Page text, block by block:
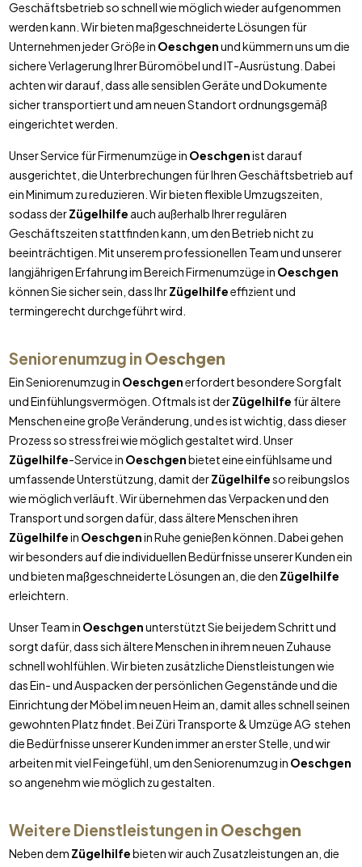
Geschäftsbetrieb so schnell wie möglich wieder aufgenommen
werden kann. Wir bieten maßgeschneiderte Lösungen für
Unternehmen jeder Größe in Oeschgenund kümmern uns um die
sichere Verlagerung Ihrer Büromöbel und IT-Ausrüstung. Dabei
achten wir darauf, dass alle sensiblen Geräte und Dokumente
sicher transportiert und am neuen Standort ordnungsgemäß
eingerichtet werden.
Unser Service für Firmenumzüge in Oeschgenist darauf
ausgerichtet, die Unterbrechungen für Ihren Geschäftsbetrieb auf
ein Minimum zu reduzieren. Wir bieten flexible Umzugszeiten,
sodass derZügelhilfe auch außerhalb Ihrer regulären
Geschäftszeiten stattfinden kann, um den Betrieb nicht zu
beeinträchtigen. Mit unserem professionellen Team und unserer
langjährigen Erfahrung im Bereich Firmenumzüge in Oeschgen
können Sie sicher sein, dass IhrZügelhilfeeffizient und
termingerecht durchgeführt wird.
Seniorenumzug in Oeschgen
Ein Seniorenumzug in Oeschgenerfordert besondere Sorgfalt
und Einfühlungsvermögen. Oftmals ist derZügelhilfe für ältere
Menschen eine große Veränderung, und es ist wichtig, dass dieser
Prozess so stressfrei wie möglich gestaltet wird. Unser
Zügelhilfe-Service in Oeschgenbietet eine einfühlsame und
umfassende Unterstützung, damit derZügelhilfeso reibungslos
wie möglich verläuft. Wir übernehmen das Verpacken und den
Transport und sorgen dafür, dass ältere Menschen ihren
Zügelhilfein Oeschgenin Ruhe genießen können. Dabei gehen
wir besonders auf die individuellen Bedürfnisse unserer Kunden ein
und bieten maßgeschneiderte Lösungen an, die den Zügelhilfe
erleichtern.
Unser Team in Oeschgenunterstützt Sie bei jedem Schritt und
sorgt dafür, dass sich ältere Menschen in ihrem neuen Zuhause
schnell wohlfühlen. Wir bieten zusätzliche Dienstleistungen wie
das Ein- und Auspacken der persönlichen Gegenstände und die
Einrichtung der Möbel im neuen Heim an, damit alles schnell seinen
gewohnten Platz findet. Bei Züri Transporte & Umzüge AG stehen
die Bedürfnisse unserer Kunden immer an erster Stelle, und wir
arbeiten mit viel Feingefühl, um den Seniorenumzug in Oeschgen
so angenehm wie möglich zu gestalten.
Weitere Dienstleistungen in Oeschgen
Neben dem Zügelhilfebieten wir auch Zusatzleistungen an, die